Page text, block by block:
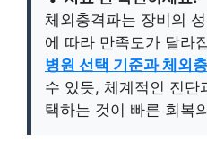
체외충격파는 장비의
에 따라 만족도가 달라
병원 선택 기준과 체외
수 있듯, 체계적인 진단
택하는 것이 빠른 회복